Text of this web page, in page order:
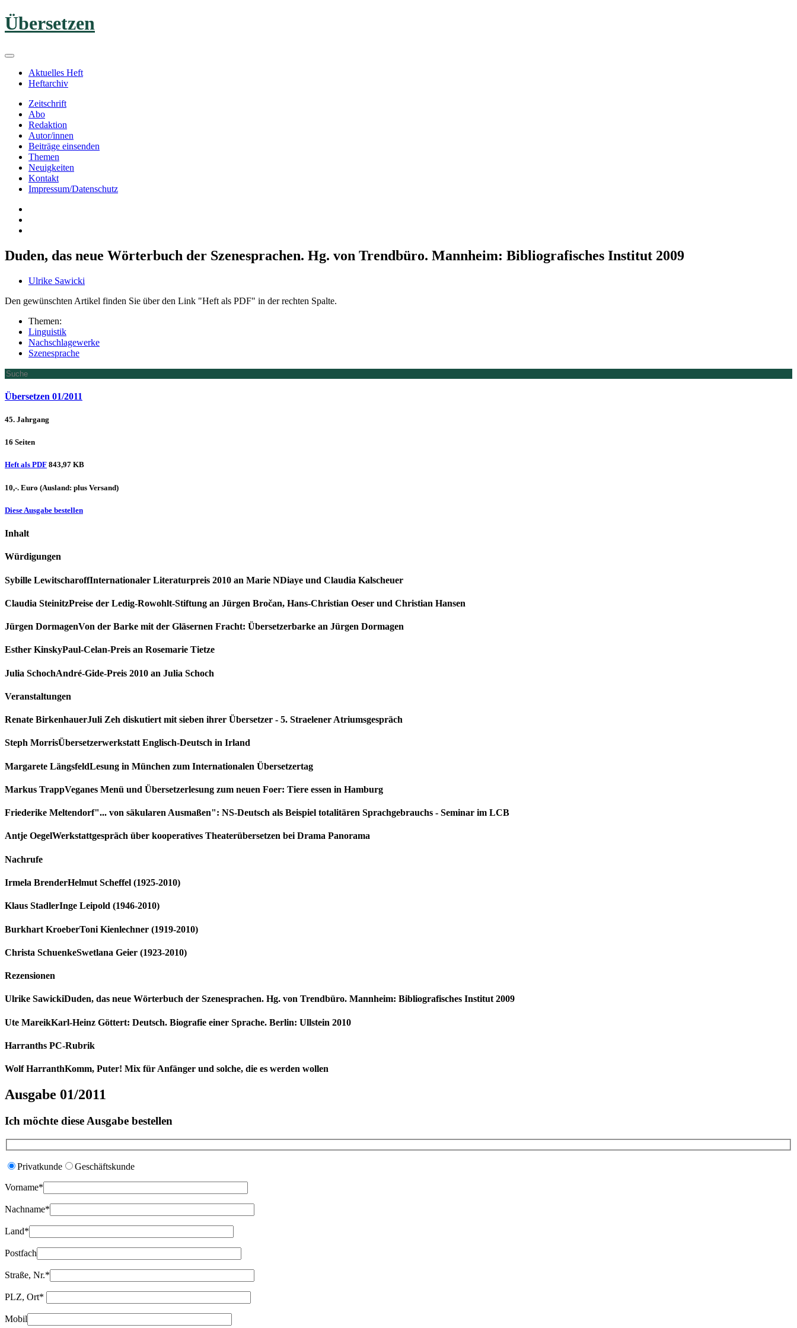
Zum
Inhalt
Übersetzen
Aktuelles Heft
Heftarchiv
Zeitschrift
Abo
Redaktion
Autor/innen
Beiträge einsenden
Themen
Neuigkeiten
Kontakt
Impressum/Datenschutz
Duden, das neue Wörterbuch der Szenesprachen. Hg. von Trendbüro. Mannheim: Bibliografisches Institut 2009
Ulrike Sawicki
Den gewünschten Artikel finden Sie über den Link "Heft als PDF" in der rechten Spalte.
Themen:
Linguistik
Nachschlagewerke
Szenesprache
Übersetzen 01/2011
45. Jahrgang
16 Seiten
Heft als PDF 843,97 KB
10,-. Euro (Ausland: plus Versand)
Diese Ausgabe bestellen
Inhalt
Würdigungen
Sybille LewitscharoffInternationaler Literaturpreis 2010 an Marie NDiaye und Claudia Kalscheuer
Claudia SteinitzPreise der Ledig-Rowohlt-Stiftung an Jürgen Bročan, Hans-Christian Oeser und Christian Hansen
Jürgen DormagenVon der Barke mit der Gläsernen Fracht: Übersetzerbarke an Jürgen Dormagen
Esther KinskyPaul-Celan-Preis an Rosemarie Tietze
Julia SchochAndré-Gide-Preis 2010 an Julia Schoch
Veranstaltungen
Renate BirkenhauerJuli Zeh diskutiert mit sieben ihrer Übersetzer - 5. Straelener Atriumsgespräch
Steph MorrisÜbersetzerwerkstatt Englisch-Deutsch in Irland
Margarete LängsfeldLesung in München zum Internationalen Übersetzertag
Markus TrappVeganes Menü und Übersetzerlesung zum neuen Foer: Tiere essen in Hamburg
Friederike Meltendorf"... von säkularen Ausmaßen": NS-Deutsch als Beispiel totalitären Sprachgebrauchs - Seminar im LCB
Antje OegelWerkstattgespräch über kooperatives Theaterübersetzen bei Drama Panorama
Nachrufe
Irmela BrenderHelmut Scheffel (1925-2010)
Klaus StadlerInge Leipold (1946-2010)
Burkhart KroeberToni Kienlechner (1919-2010)
Christa SchuenkeSwetlana Geier (1923-2010)
Rezensionen
Ulrike SawickiDuden, das neue Wörterbuch der Szenesprachen. Hg. von Trendbüro. Mannheim: Bibliografisches Institut 2009
Ute MareikKarl-Heinz Göttert: Deutsch. Biografie einer Sprache. Berlin: Ullstein 2010
Harranths PC-Rubrik
Wolf HarranthKomm, Puter! Mix für Anfänger und solche, die es werden wollen
Ausgabe 01/2011
Ich möchte diese Ausgabe bestellen
Privatkunde Geschäftskunde
Vorname*
Nachname*
Land*
Postfach
Straße, Nr.*
PLZ, Ort*
Mobil